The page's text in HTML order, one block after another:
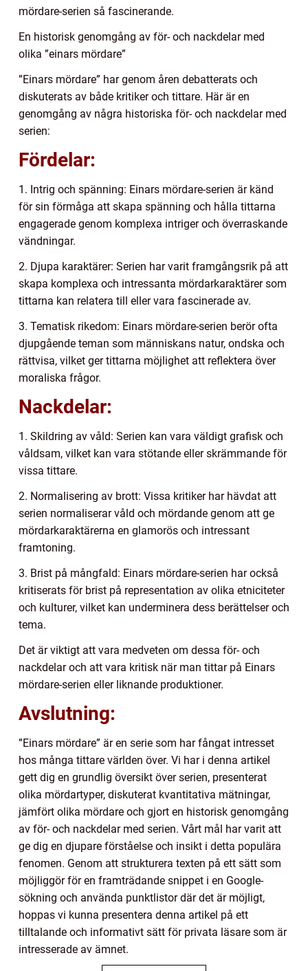
mördare-serien så fascinerande.
En historisk genomgång av för- och nackdelar med
olika ”einars mördare”
”Einars mördare” har genom åren debatterats och
diskuterats av både kritiker och tittare. Här är en
genomgång av några historiska för- och nackdelar med
serien:
Fördelar:
1. Intrig och spänning: Einars mördare-serien är känd
för sin förmåga att skapa spänning och hålla tittarna
engagerade genom komplexa intriger och överraskande
vändningar.
2. Djupa karaktärer: Serien har varit framgångsrik på att
skapa komplexa och intressanta mördarkaraktärer som
tittarna kan relatera till eller vara fascinerade av.
3. Tematisk rikedom: Einars mördare-serien berör ofta
djupgående teman som människans natur, ondska och
rättvisa, vilket ger tittarna möjlighet att reflektera över
moraliska frågor.
Nackdelar:
1. Skildring av våld: Serien kan vara väldigt grafisk och
våldsam, vilket kan vara stötande eller skrämmande för
vissa tittare.
2. Normalisering av brott: Vissa kritiker har hävdat att
serien normaliserar våld och mördande genom att ge
mördarkaraktärerna en glamorös och intressant
framtoning.
3. Brist på mångfald: Einars mördare-serien har också
kritiserats för brist på representation av olika etniciteter
och kulturer, vilket kan underminera dess berättelser och
tema.
Det är viktigt att vara medveten om dessa för- och
nackdelar och att vara kritisk när man tittar på Einars
mördare-serien eller liknande produktioner.
Avslutning:
”Einars mördare” är en serie som har fångat intresset
hos många tittare världen över. Vi har i denna artikel
gett dig en grundlig översikt över serien, presenterat
olika mördartyper, diskuterat kvantitativa mätningar,
jämfört olika mördare och gjort en historisk genomgång
av för- och nackdelar med serien. Vårt mål har varit att
ge dig en djupare förståelse och insikt i detta populära
fenomen. Genom att strukturera texten på ett sätt som
möjliggör för en framträdande snippet i en Google-
sökning och använda punktlistor där det är möjligt,
hoppas vi kunna presentera denna artikel på ett
tilltalande och informativt sätt för privata läsare som är
intresserade av ämnet.